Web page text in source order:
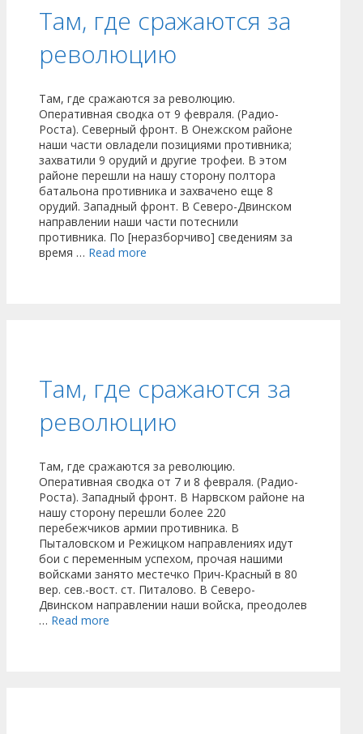
Там, где сражаются за
революцию
Там, где сражаются за революцию.
Оперативная сводка от 9 февраля. (Радио-
Роста). Северный фронт. В Онежском районе
наши части овладели позициями противника;
захватили 9 орудий и другие трофеи. В этом
районе перешли на нашу сторону полтора
батальона противника и захвачено еще 8
орудий. Западный фронт. В Северо-Двинском
направлении наши части потеснили
противника. По [неразборчиво] сведениям за
время … Read more
Там, где сражаются за
революцию
Там, где сражаются за революцию.
Оперативная сводка от 7 и 8 февраля. (Радио-
Роста). Западный фронт. В Нарвском районе на
нашу сторону перешли более 220
перебежчиков армии противника. В
Пыталовском и Режицком направлениях идут
бои с переменным успехом, прочая нашими
войсками занято местечко Прич-Красный в 80
вер. сев.-вост. ст. Питалово. В Северо-
Двинском направлении наши войска, преодолев
… Read more